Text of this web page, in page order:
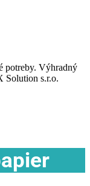
potreby. Výhradný
Solution s.r.o.